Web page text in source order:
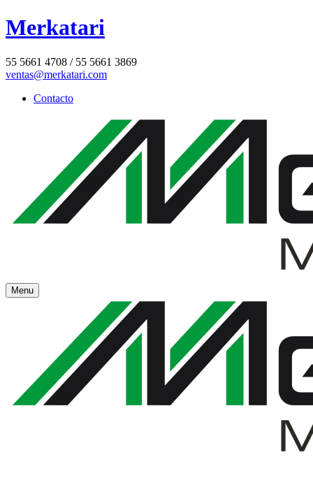
Merkatari
55 5661 4708 / 55 5661 3869
ventas@merkatari.com
Contacto
Menu